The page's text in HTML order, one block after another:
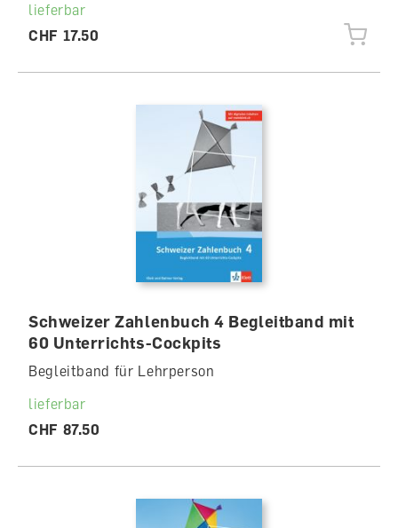
lieferbar
CHF 17.50
Schweizer Zahlenbuch 4 Begleitband mit
60 Unterrichts-Cockpits
Begleitband für Lehrperson
lieferbar
CHF 87.50